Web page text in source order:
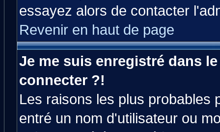
essayez alors de contacter
Revenir en haut de page
Je me suis enregistré dans
connecter ?!
Les raisons les plus probables
entré un nom d'utilisateur ou